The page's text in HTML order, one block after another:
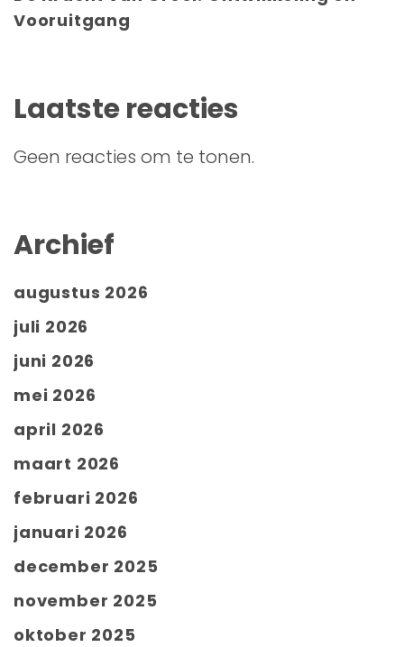
Vooruitgang
Laatste reacties
Geen reacties om te tonen.
Archief
augustus 2026
juli 2026
juni 2026
mei 2026
april 2026
maart 2026
februari 2026
januari 2026
december 2025
november 2025
oktober 2025